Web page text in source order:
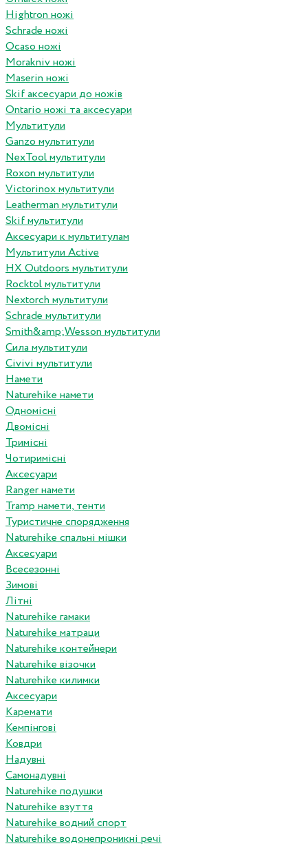
Hightron ножі
Schrade ножі
Ocaso ножі
Morakniv ножі
Maserin ножі
Skif аксесуари до ножів
Ontario ножі та аксесуари
Мультитули
Ganzo мультитули
NexTool мультитули
Roxon мультитули
Victorinox мультитули
Leatherman мультитули
Skif мультитули
Аксесуари к мультитулам
Мультитули Active
HX Outdoors мультитули
Rocktol мультитули
Nextorch мультитули
Schrade мультитули
Smith&amp;Wesson мультитули
Сила мультитули
Civivi мультитули
Намети
Naturehike намети
Одномісні
Двомісні
Тримісні
Чотиримісні
Аксесуари
Ranger намети
Tramp намети, тенти
Туристичне спорядження
Naturehike спальні мішки
Аксесуари
Всесезонні
Зимові
Літні
Naturehike гамаки
Naturehike матраци
Naturehike контейнери
Naturehike візочки
Naturehike килимки
Аксесуари
Каремати
Кемпінгові
Ковдри
Надувні
Самонадувні
Naturehike подушки
Naturehike взуття
Naturehike водний спорт
Naturehike водонепроникні речі